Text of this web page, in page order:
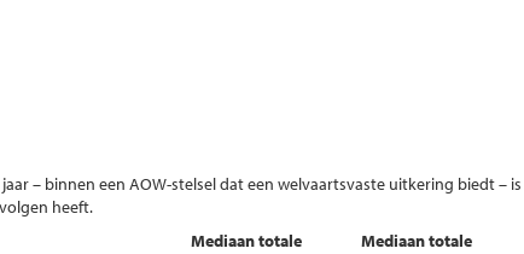
– binnen een AOW-stelsel dat een welvaartsvaste uitkering biedt – is
heeft.
Mediaan totale
Mediaan totale